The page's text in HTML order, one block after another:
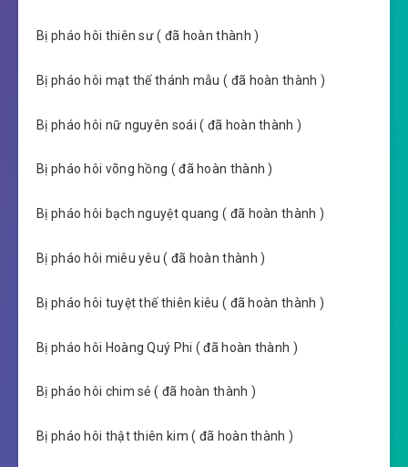
Bị pháo hôi thiên sư ( đã hoàn thành )
Bị pháo hôi mạt thế thánh mẫu ( đã hoàn thành )
Bị pháo hôi nữ nguyên soái ( đã hoàn thành )
Bị pháo hôi võng hồng ( đã hoàn thành )
Bị pháo hôi bạch nguyệt quang ( đã hoàn thành )
Bị pháo hôi miêu yêu ( đã hoàn thành )
Bị pháo hôi tuyệt thế thiên kiêu ( đã hoàn thành )
Bị pháo hôi Hoàng Quý Phi ( đã hoàn thành )
Bị pháo hôi chim sẻ ( đã hoàn thành )
Bị pháo hôi thật thiên kim ( đã hoàn thành )